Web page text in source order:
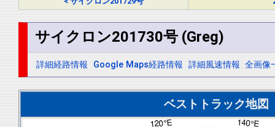
サイクロン201730号 (Greg)
詳細経路情報 Google Maps経路情報 詳細風速情報 全画像
ベストトラック地図